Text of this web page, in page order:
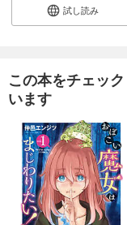
試し読み
この本をチェッ
います